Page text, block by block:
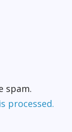
spam.
processed.